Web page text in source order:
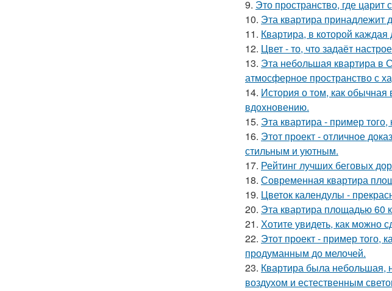
9. Это пространство, где царит
10. Эта квартира принадлежит
11. Квартира, в которой каждая
12. Цвет - то, что задаёт
13. Эта небольшая квартира в
атмосферное пространство с
14. История о том, как
вдохновению.
15. Эта квартира - пример
16. Этот проект - отличное
стильным и уютным.
17. Рейтинг лучших беговых
18. Современная квартира
19. Цветок календулы -
20. Эта квартира площадью 60
21. Хотите увидеть, как можно
22. Этот проект - пример того,
продуманным до мелочей.
23. Квартира была небольшая,
воздухом и естественным